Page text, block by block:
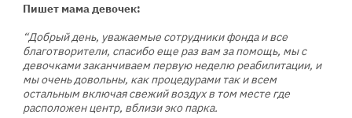
Пишет мама девочек:
“Добрый день, уважаемые сотрудники фонда и все
благотворители, спасибо еще раз вам за помощь, мы с
девочками заканчиваем первую неделю реабилитации, и
мы очень довольны, как процедурами так и всем
остальным включая свежий воздух в том месте где
расположен центр, вблизи эко парка.